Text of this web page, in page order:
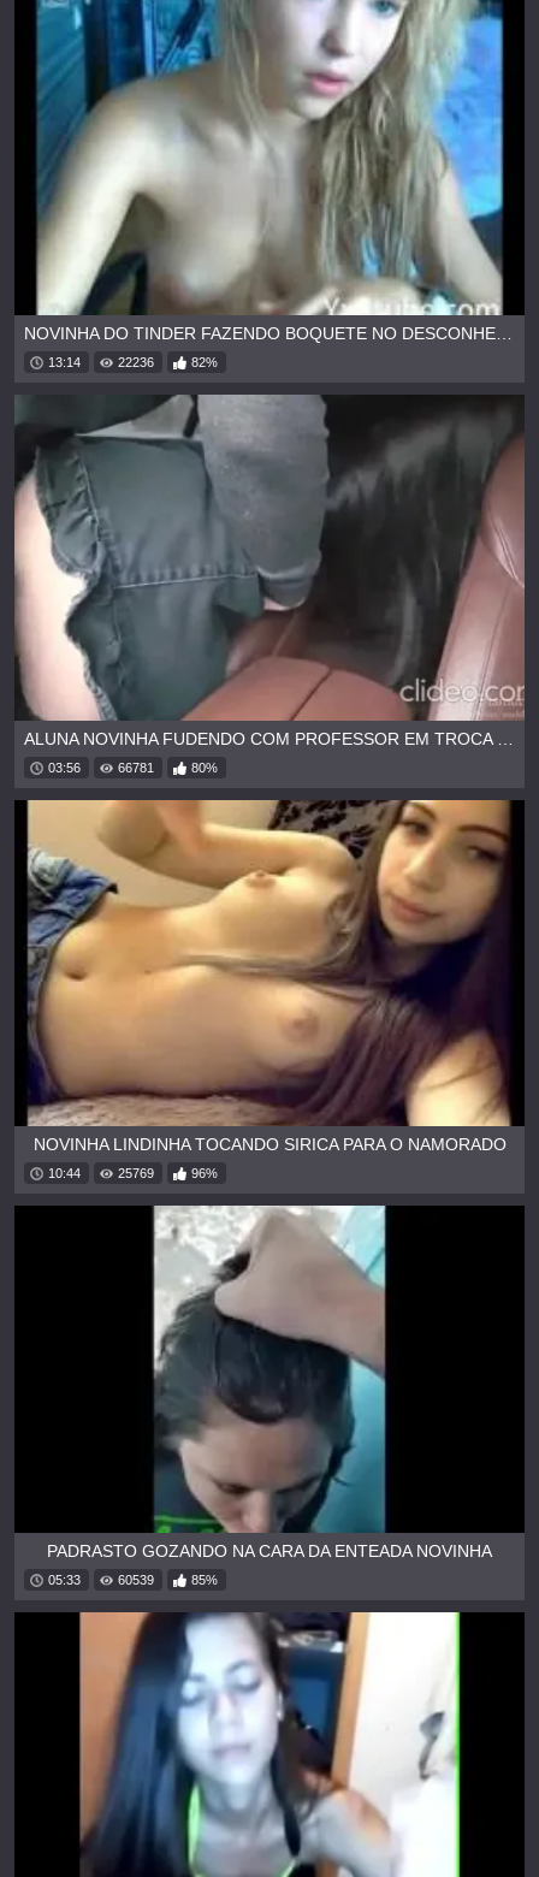
13:14 22236 82%
03:56 66781 80%
NOVINHA LINDINHA TOCANDO SIRICA PARA O NAMORADO
10:44 25769 96%
PADRASTO GOZANDO NA CARA DA ENTEADA NOVINHA
05:33 60539 85%